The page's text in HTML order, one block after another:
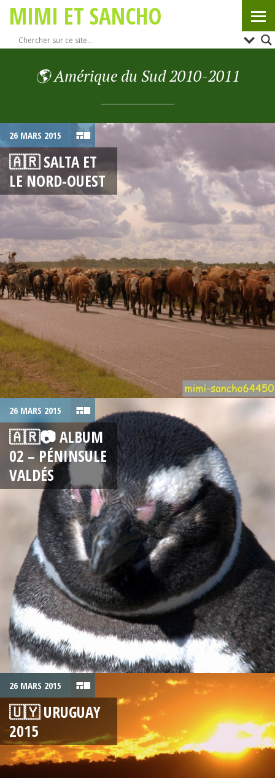
MIMI ET SANCHO
🌎 Amérique du Sud 2010-2011
26 MARS 2015
🇦🇷 SALTA ET
LE NORD-OUEST
26 MARS 2015
🇦🇷📷 ALBUM
02 – PÉNINSULE
VALDÉS
26 MARS 2015
🇺🇾 URUGUAY
2015